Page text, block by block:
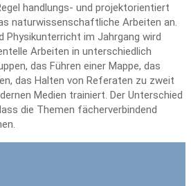
handlungs- und projektorientiert
naturwissenschaftliche Arbeiten an.
Physikunterricht im Jahrgang wird
Arbeiten in unterschiedlich
das Führen einer Mappe, das
das Halten von Referaten zu zweit
Medien trainiert. Der Unterschied
die Themen fächerverbindend